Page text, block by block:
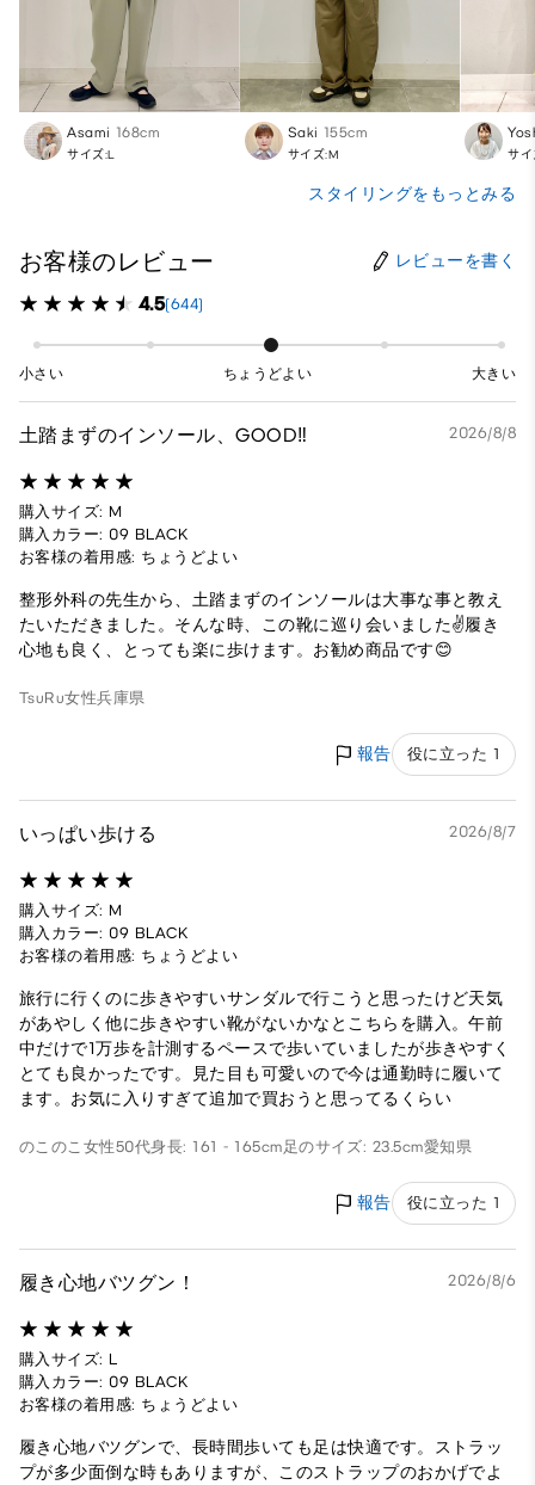
Asami 168cm
サイズ:L
Saki 155cm
サイズ:M サ
スタイリングをもっとみる
お客様のレビュー レビューを書く
4.5(644)
小さい ちょうどよい 大きい
土踏まずのインソール、GOOD‼️ 2026/8/8
購入サイズ: M
購入カラー: 09 BLACK
お客様の着用感: ちょうどよい
整形外科の先生から、土踏まずのインソールは大事な事と教え
たいただきました。そんな時、この靴に巡り会いました✌️履き
心地も良く、とっても楽に歩けます。お勧め商品です😊
TsuRu女性兵庫県
報告 役に立った 1
いっぱい歩ける 2026/8/7
購入サイズ: M
購入カラー: 09 BLACK
お客様の着用感: ちょうどよい
旅行に行くのに歩きやすいサンダルで行こうと思ったけど天気
があやしく他に歩きやすい靴がないかなとこちらを購入。午前
中だけで1万歩を計測するペースで歩いていましたが歩きやすく
とても良かったです。見た目も可愛いので今は通勤時に履いて
ます。お気に入りすぎて追加で買おうと思ってるくらい
のこのこ 女性50代身長: 161 - 165cm 足のサイズ: 23.5cm愛知県
報告 役に立った 1
履き心地バツグン！ 2026/8/6
購入サイズ: L
購入カラー: 09 BLACK
お客様の着用感: ちょうどよい
履き心地バツグンで、長時間歩いても足は快適です。ストラッ
プが多少面倒な時もありますが、このストラップのおかげでよ